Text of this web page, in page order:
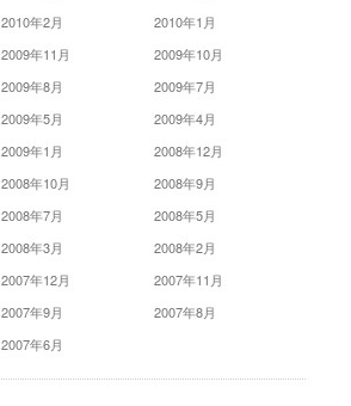
2010年2月
2010年1月
2009年11月
2009年10月
2009年8月
2009年7月
2009年5月
2009年4月
2009年1月
2008年12月
2008年10月
2008年9月
2008年7月
2008年5月
2008年3月
2008年2月
2007年12月
2007年11月
2007年9月
2007年8月
2007年6月